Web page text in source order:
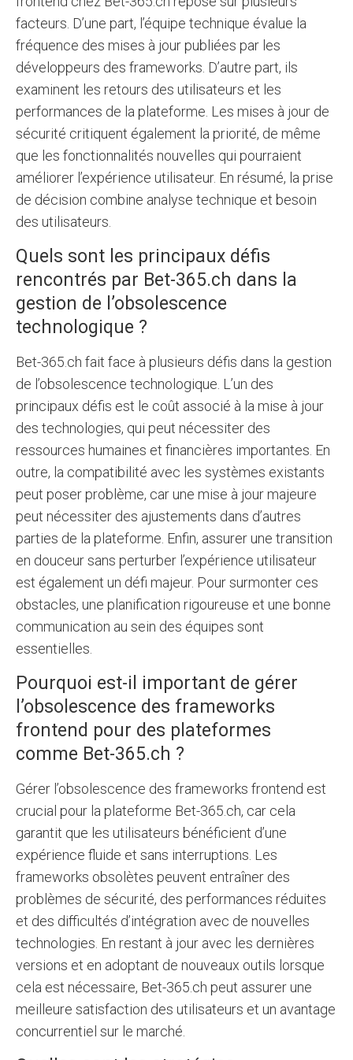
facteurs. D’une part, l’équipe technique évalue la
fréquence des mises à jour publiées par les
développeurs des frameworks. D’autre part, ils
examinent les retours des utilisateurs et les
performances de la plateforme. Les mises à jour de
sécurité critiquent également la priorité, de même
que les fonctionnalités nouvelles qui pourraient
améliorer l’expérience utilisateur. En résumé, la prise
de décision combine analyse technique et besoin
des utilisateurs.
Quels sont les principaux défis
rencontrés par Bet-365.ch dans la
gestion de l’obsolescence
technologique ?
Bet-365.ch fait face à plusieurs défis dans la gestion
de l’obsolescence technologique. L’un des
principaux défis est le coût associé à la mise à jour
des technologies, qui peut nécessiter des
ressources humaines et financières importantes. En
outre, la compatibilité avec les systèmes existants
peut poser problème, car une mise à jour majeure
peut nécessiter des ajustements dans d’autres
parties de la plateforme. Enfin, assurer une transition
en douceur sans perturber l’expérience utilisateur
est également un défi majeur. Pour surmonter ces
obstacles, une planification rigoureuse et une bonne
communication au sein des équipes sont
essentielles.
Pourquoi est-il important de gérer
l’obsolescence des frameworks
frontend pour des plateformes
comme Bet-365.ch ?
Gérer l’obsolescence des frameworks frontend est
crucial pour la plateforme Bet-365.ch, car cela
garantit que les utilisateurs bénéficient d’une
expérience fluide et sans interruptions. Les
frameworks obsolètes peuvent entraîner des
problèmes de sécurité, des performances réduites
et des difficultés d’intégration avec de nouvelles
technologies. En restant à jour avec les dernières
versions et en adoptant de nouveaux outils lorsque
cela est nécessaire, Bet-365.ch peut assurer une
meilleure satisfaction des utilisateurs et un avantage
concurrentiel sur le marché.